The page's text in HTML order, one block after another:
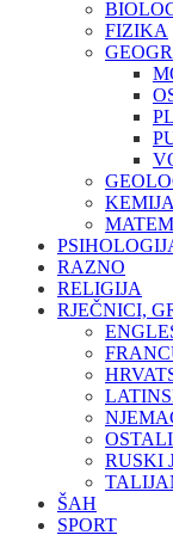
FIZIKA
KEMIJA
RAZNO
RELIGIJA
RJEČNICI,
RUSKI
ŠAH
SPORT